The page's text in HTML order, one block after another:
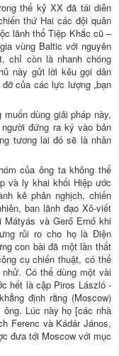
thế kỷ XX đã tái diễn
thứ Hai các đội quân
lãnh thổ Tiệp Khắc cũ –
vùng Baltic với nguyên
chỉ còn là nhanh chóng
này gửi lời kêu gọi dân
của các lực lượng „bạn
dùng giải pháp này,
đứng ra ký vào bản
tương lai đó sẽ là nhân
của ông ta không thể
và ly khai khối Hiệp ước
kẻ phản nghịch, chiến
ban lãnh đạo Xô-viết
Mátyás và Gerő Ernő khi
rủi ro cho họ là Điện
con bài đã một lần thất
cụ chiến thuật, có thể
Có thể dùng một vài
hết là cặp Piros László -
định rằng (Moscow)
Lúc này họ [các nhà
Ferenc và Kádár János,
đưa tới Moscow với mục